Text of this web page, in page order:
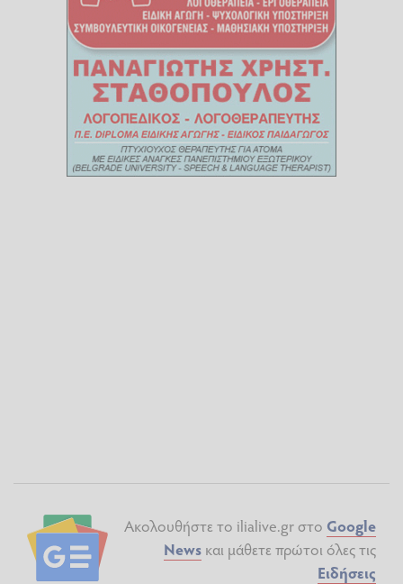
Ακολουθήστε το ilialive.gr στο Google
News και μάθετε πρώτοι όλες τις
Ειδήσεις